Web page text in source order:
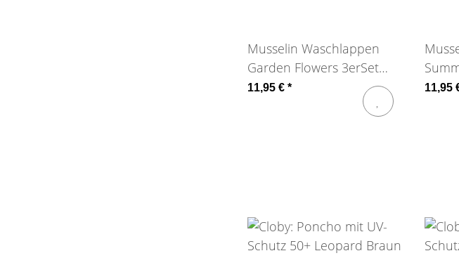
Musselin Waschlappen
Garden Flowers 3erSet
Bio-BW Fresk
11,95 € *
BW
11,95